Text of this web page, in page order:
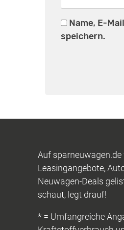
Name, E-
speichern.
Auf
Leasingangebote,
Neuwagen-Deals
schaut, legt drauf!
* = Umfangreiche